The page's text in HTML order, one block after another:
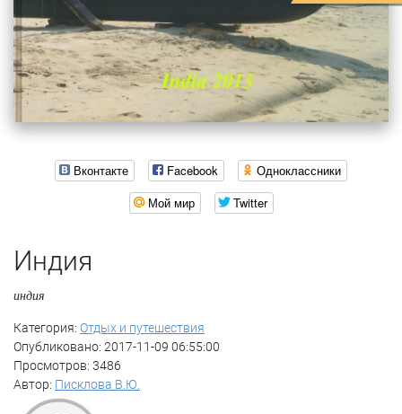
Вконтакте Facebook
Одноклассники
Мой мир
Twitter
Индия
индия
Категория: Отдых и путешествия
Опубликовано: 2017-11-09 06:55:00
Просмотров: 3486
Автор: Писклова В.Ю.